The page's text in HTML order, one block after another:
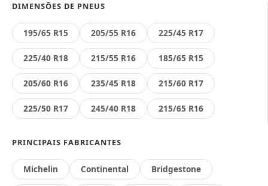
DIMENSÕES DE PNEUS
195/65 R15 205/55 R16 225/45 R17
225/40 R18 215/55 R16 185/65 R15
205/60 R16 235/45 R18 215/60 R17
225/50 R17 245/40 R18 215/65 R16
PRINCIPAIS FABRICANTES
Michelin Continental Bridgestone